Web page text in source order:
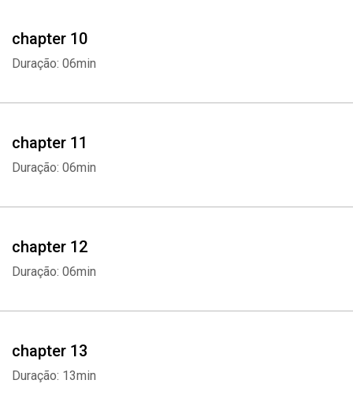
chapter 10
Duração: 06min
chapter 11
Duração: 06min
chapter 12
Duração: 06min
chapter 13
Duração: 13min
Whatsapp